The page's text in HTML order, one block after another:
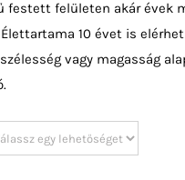
festett felületen akár évek
10 évet is
vagy magasság